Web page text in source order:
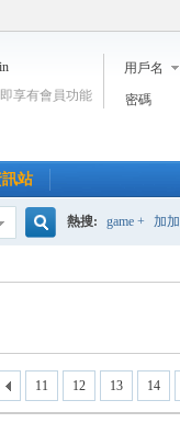
用戶名
密碼
享有會員功能
站
熱搜: game + 加加
11 12 13 14